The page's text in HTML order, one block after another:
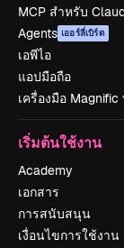
MCP สำหรับ
Agents เออร์ลี่เบิร์ด
เอพีไอ
แอปมือถือ
เครื่องมือ Magnific
เริ่มต้นใช้งาน
Academy
เอกสาร
การสนับสนุน
เงื่อนไขการใช้งาน